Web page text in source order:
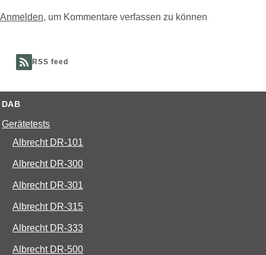
Anmelden, um Kommentare verfassen zu können
RSS feed
DAB
Gerätetests
Albrecht DR-101
Albrecht DR-300
Albrecht DR-301
Albrecht DR-315
Albrecht DR-333
Albrecht DR-500